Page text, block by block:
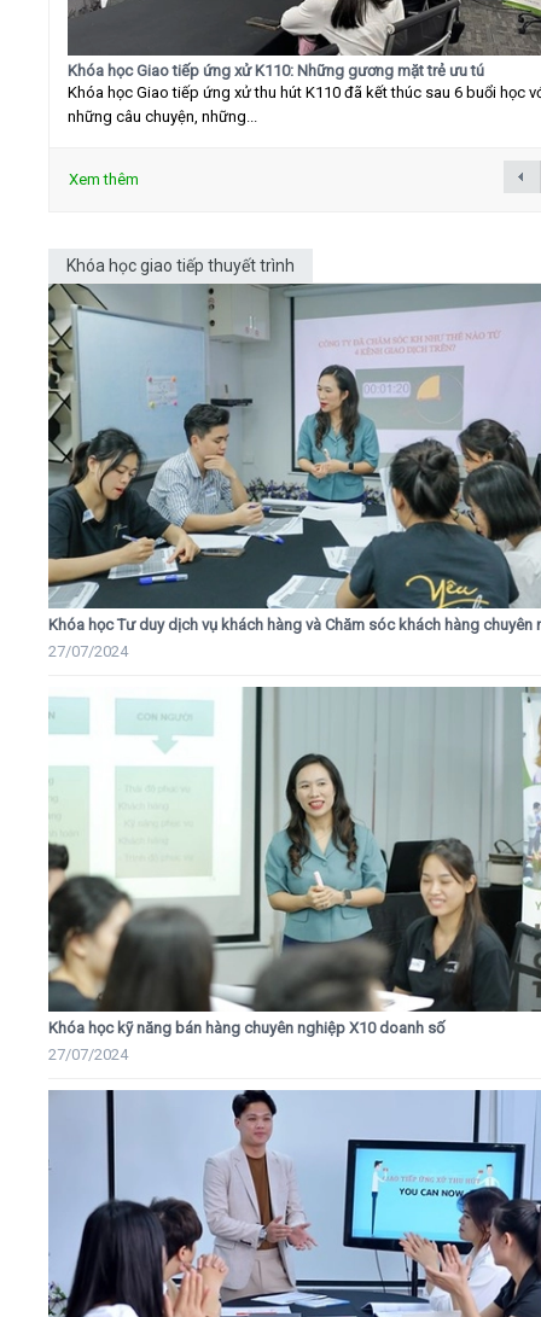
Khóa học Giao tiếp ứng xử K110: Những gương mặt trẻ ưu tú
Khóa học Giao tiếp ứng xử thu hút K110 đã kết thúc sau 6 buổi học
những câu chuyện, những...
Xem thêm
Khóa học giao tiếp thuyết trình
Khóa học Tư duy dịch vụ khách hàng và Chăm sóc khách hàng chuyên
27/07/2024
Khóa học kỹ năng bán hàng chuyên nghiệp X10 doanh số
27/07/2024